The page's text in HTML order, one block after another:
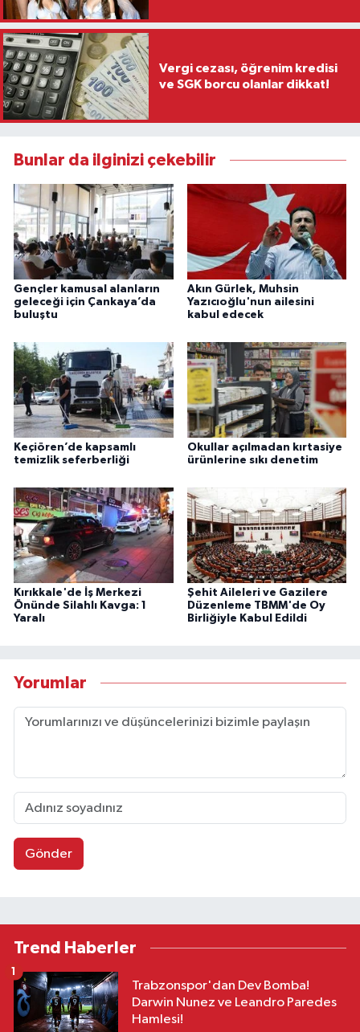
Vergi cezası, öğrenim kredisi
ve SGK borcu olanlar dikkat!
Bunlar da ilginizi çekebilir
Gençler kamusal alanların
geleceği için Çankaya’da
buluştu
Akın Gürlek, Muhsin
Yazıcıoğlu'nun ailesini
kabul edecek
Keçiören’de kapsamlı
temizlik seferberliği
Okullar açılmadan kırtasiye
ürünlerine sıkı denetim
Kırıkkale'de İş Merkezi
Önünde Silahlı Kavga: 1
Yaralı
Şehit Aileleri ve Gazilere
Düzenleme TBMM'de Oy
Birliğiyle Kabul Edildi
Yorumlar
Gönder
Trend Haberler
Trabzonspor'dan Dev Bomba!
Darwin Nunez ve Leandro Paredes
Hamlesi!
1